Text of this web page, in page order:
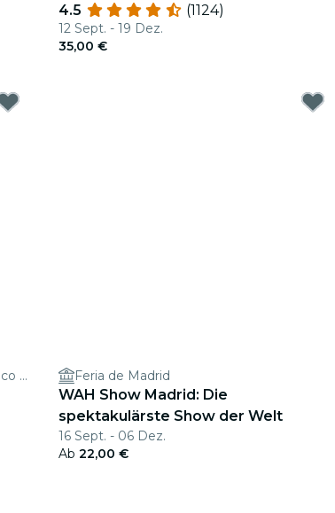
4.5
(1124)
12 Sept. - 19 Dez.
35,00 €
Barbara Ann Sol | Restaurante Temático Madrid Feria de Madrid
WAH Show Madrid: Die
spektakulärste Show der Welt
16 Sept. - 06 Dez.
Ab 22,00 €